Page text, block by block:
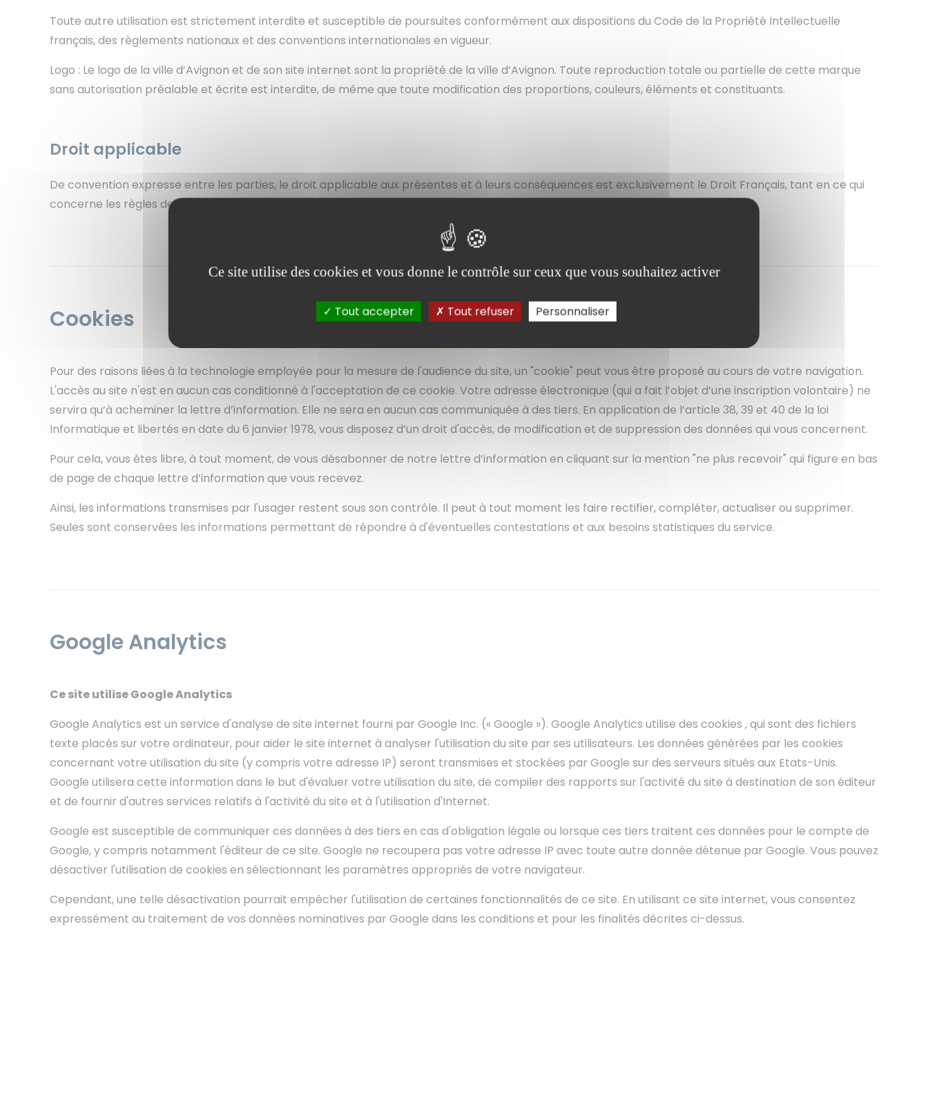
Toute autre utilisation est strictement interdite et susceptible de poursuites conformément aux dispositions du Code de la Propriété Intellectuelle
français, des règlements nationaux et des conventions internationales en vigueur.
Logo : Le logo de la ville d’Avignon et de son site internet sont la propriété de la ville d’Avignon. Toute reproduction totale ou partielle de cette marque
sans autorisation préalable et écrite est interdite, de même que toute modification des proportions, couleurs, éléments et constituants.
Droit applicable
De convention expresse entre les parties, le droit applicable aux présentes et à leurs conséquences est exclusivement le Droit Français, tant en ce qui
concerne les règles de procédure que celles du fond.
Cookies
Pour des raisons liées à la technologie employée pour la mesure de l'audience du site, un "cookie" peut vous être proposé au cours de votre navigation.
L'accès au site n'est en aucun cas conditionné à l'acceptation de ce cookie. Votre adresse électronique (qui a fait l’objet d’une inscription volontaire) ne
servira qu’à acheminer la lettre d’information. Elle ne sera en aucun cas communiquée à des tiers. En application de l’article 38, 39 et 40 de la loi
Informatique et libertés en date du 6 janvier 1978, vous disposez d’un droit d'accès, de modification et de suppression des données qui vous concernent.
Pour cela, vous êtes libre, à tout moment, de vous désabonner de notre lettre d’information en cliquant sur la mention "ne plus recevoir" qui figure en bas
de page de chaque lettre d’information que vous recevez.
Ainsi, les informations transmises par l'usager restent sous son contrôle. Il peut à tout moment les faire rectifier, compléter, actualiser ou supprimer.
Seules sont conservées les informations permettant de répondre à d'éventuelles contestations et aux besoins statistiques du service.
Google Analytics
Ce site utilise Google Analytics
Google Analytics est un service d'analyse de site internet fourni par Google Inc. (« Google »). Google Analytics utilise des cookies , qui sont des fichiers
texte placés sur votre ordinateur, pour aider le site internet à analyser l'utilisation du site par ses utilisateurs. Les données générées par les cookies
concernant votre utilisation du site (y compris votre adresse IP) seront transmises et stockées par Google sur des serveurs situés aux Etats-Unis.
Google utilisera cette information dans le but d'évaluer votre utilisation du site, de compiler des rapports sur l'activité du site à destination de son éditeur
et de fournir d'autres services relatifs à l'activité du site et à l'utilisation d'Internet.
Google est susceptible de communiquer ces données à des tiers en cas d'obligation légale ou lorsque ces tiers traitent ces données pour le compte de
Google, y compris notamment l'éditeur de ce site. Google ne recoupera pas votre adresse IP avec toute autre donnée détenue par Google. Vous pouvez
désactiver l'utilisation de cookies en sélectionnant les paramètres appropriés de votre navigateur.
Cependant, une telle désactivation pourrait empêcher l'utilisation de certaines fonctionnalités de ce site. En utilisant ce site internet, vous consentez
expressément au traitement de vos données nominatives par Google dans les conditions et pour les finalités décrites ci-dessus.
Ce site utilise des cookies et vous donne le contrôle sur ceux que vous souhaitez activer
Tout accepter Tout refuser Personnaliser